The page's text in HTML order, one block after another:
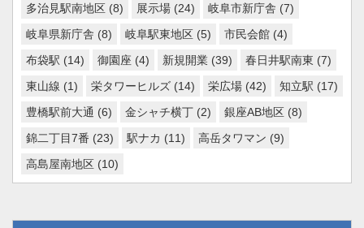
多治見駅南地区 (8) 展示場 (24) 岐阜市新庁舎 (7)
岐阜県新庁舎 (8) 岐阜駅東地区 (5) 市民会館 (4)
布袋駅 (14) 御園座 (4) 新規開業 (39) 春日井駅南東 (7)
東山線 (1) 栄タワーヒルズ (14) 栄広場 (42) 知立駅 (17)
豊橋駅前大通 (6) 金シャチ横丁 (2) 銀座AB地区 (8)
錦二丁目7番 (23) 駅ナカ (11) 高岳タワマン (9)
高島屋南地区 (10)